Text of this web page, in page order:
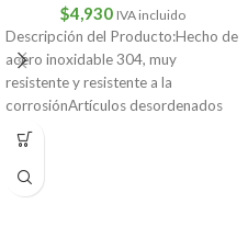
$4,930 IVA incluido
Descripción del Producto:Hecho de
acero inoxidable 304, muy
resistente y resistente a la
corrosiónArtículos desordenados
en casa, barco o marino,